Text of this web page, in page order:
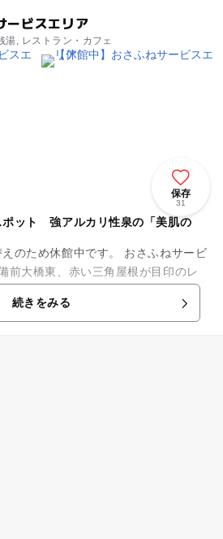
ービスエリア
湯, レストラン・カフェ
保存
31
ポット 強アルカリ性泉の「美肌の
館中です。 おさふねサービ
前大橋東、赤い三角屋根が目印のレ
です。無料駐車場は150台、大型駐
続きをみる